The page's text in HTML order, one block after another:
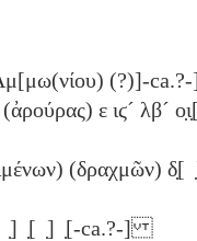
(?)]-
ε ιϛ´ λβ´
(δραχμῶν) δ̣[
ω̣[ ̣] ̣[ ̣] ̣[-ca.?-]